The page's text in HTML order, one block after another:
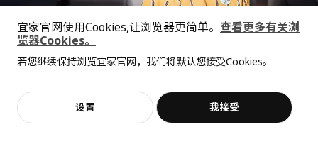
抱歉，该商品在所选地区暂时缺货。
客服
加入购物袋 立即购买
© Inter IKEA Systems B.V. 1999-2026
隐私政策
上海工商 沪公网安备 31010402001069号
宜家AI购物助手算法 网信算备310104755117001240013号
宜家智能搜索生成合成算法 网信算备310104755117001250025号
Cookie设置
价格透明，设计专业，现货供应
不，谢谢 立即预约
宜家官网使用Cookies,让浏览器更简单。 查看更多有关浏
览器Cookies。
若您继续保持浏览宜家官网，我们将默认您接受Cookies。
设置 我接受